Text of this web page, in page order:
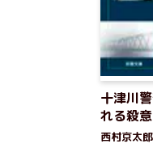
十津川
れる殺
西村京太